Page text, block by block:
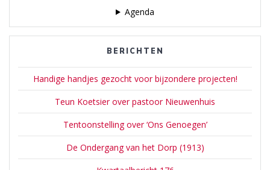
Agenda
BERICHTEN
Handige handjes gezocht voor bijzondere projecten!
Teun Koetsier over pastoor Nieuwenhuis
Tentoonstelling over ‘Ons Genoegen’
De Ondergang van het Dorp (1913)